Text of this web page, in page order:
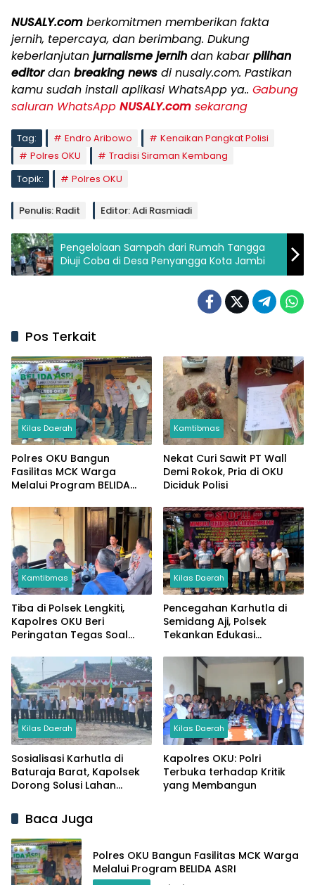
NUSALY.com berkomitmen memberikan fakta
jernih, tepercaya, dan berimbang. Dukung
keberlanjutan jurnalisme jernih dan kabarpilihan
editordan breaking news di nusaly.com. Pastikan
kamu sudah install aplikasi WhatsApp ya.. Gabung
saluran WhatsApp NUSALY.com sekarang
Tag: Endro Aribowo
Kenaikan Pangkat Polisi
Polres OKU
Tradisi Siraman Kembang
Topik:
Polres OKU
Penulis: Radit Editor: Adi Rasmiadi
Pengelolaan Sampah dari Rumah Tangga
Diuji Coba di Desa Penyangga Kota Jambi
Pos Terkait
Kilas Daerah
Polres OKU Bangun
Fasilitas MCK Warga
Melalui Program BELIDA
Kamtibmas
Nekat Curi Sawit PT Wall
Demi Rokok, Pria di OKU
Diciduk Polisi
Kamtibmas
Tiba di Polsek Lengkiti,
Kapolres OKU Beri
Peringatan Tegas Soal
Kilas Daerah
Pencegahan Karhutla di
Semidang Aji, Polsek
Tekankan Edukasi
Hukum
Kilas Daerah
Sosialisasi Karhutla di
Baturaja Barat, Kapolsek
Dorong Solusi Lahan
Kuning
Kilas Daerah
Kapolres OKU: Polri
Terbuka terhadap Kritik
yang Membangun
Baca Juga
Polres OKU Bangun Fasilitas MCK Warga
Melalui Program BELIDA ASRI